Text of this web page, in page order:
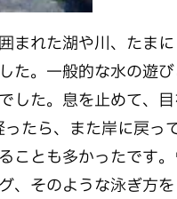
まれた湖や川、たま
た。一般的な水の遊
した。息を止めて、
たら、また岸に戻っ
ことも多かったです
、そのような泳ぎ方